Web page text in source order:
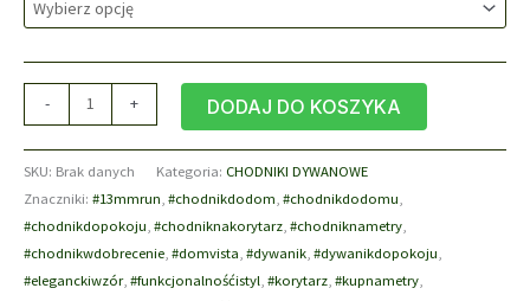
do
14,40 zł
-
Chodnik
na
Metry
DomVista
Beż
Melanż
+ DODAJ DO KOSZYKA
SKU: Brak danych Kategoria: CHODNIKI DYWANOWE
Znaczniki: #13mmrun, #chodnikdodom, #chodnikdodomu,
#chodnikdopokoju, #chodniknakorytarz, #chodniknametry,
#chodnikwdobrecenie, #domvista, #dywanik, #dywanikdopokoju,
#eleganckiwzór, #funkcjonalnośćistyl, #korytarz, #kupnametry,